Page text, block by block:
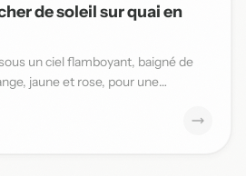
de soleil sur quai en
un ciel flamboyant, baigné de
jaune et rose, pour une